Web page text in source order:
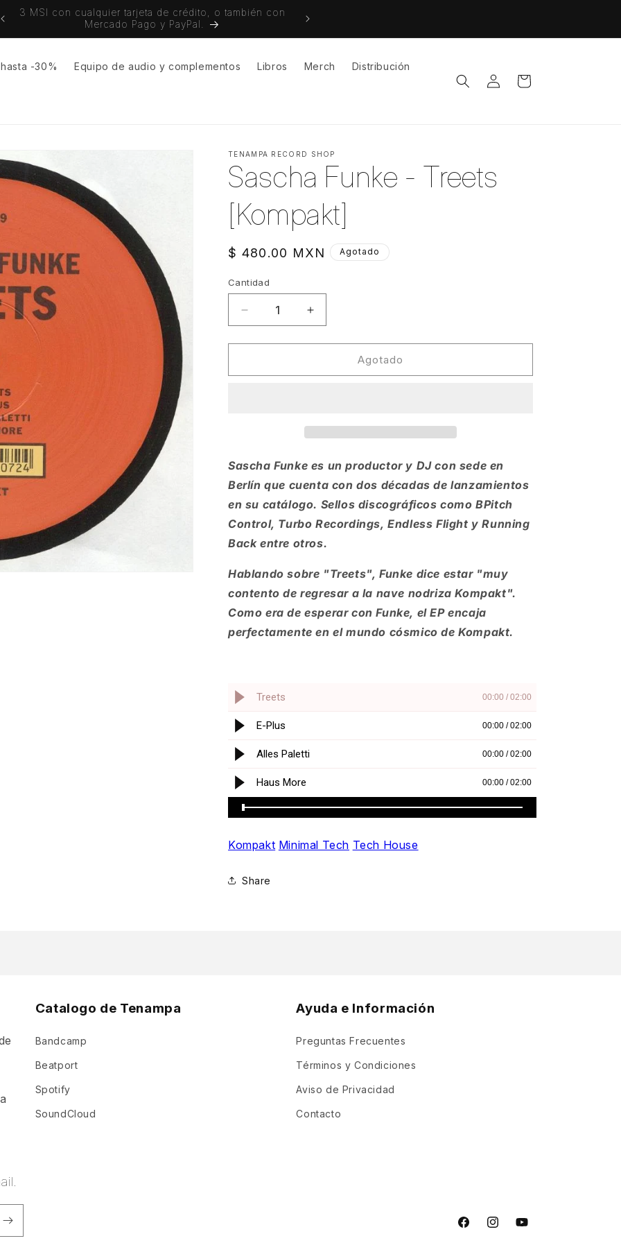
3 MSI con cualquier tarjeta de crédito, o también con
Mercado Pago y PayPal.
Envíos gratuitos a todo México a partir de $1,500MX
-30% Equipo de audio y complementos Libros Merch Distribución
Iniciar
sesión
Carrito
TENAMPA RECORD SHOP
Sascha Funke - Treets
[Kompakt]
Precio
$ 480.00 MXN Agotado
Cantidad
Cantidad
Reducir
cantidad
para
Funke
Aumentar
cantidad
para
Funke
Agotado
Sascha Funke es un productor y DJ con sede en
Berlín que cuenta con dos décadas de lanzamientos
en su catálogo. Sellos discográficos como BPitch
Control, Turbo Recordings, Endless Flight y Running
Back entre otros.
Hablando sobre "Treets", Funke dice estar "muy
contento de regresar a la nave nodriza Kompakt".
Como era de esperar con Funke, el EP encaja
perfectamente en el mundo cósmico de Kompakt.
Kompakt Minimal Tech Tech House
Share
Catalogo de Tenampa
Bandcamp
Beatport
Spotify
SoundCloud
Ayuda e Información
Preguntas Frecuentes
Términos y Condiciones
Aviso de Privacidad
Contacto
FacebookInstagramYouTube